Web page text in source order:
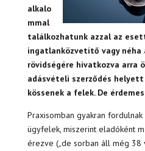
alkalo
mmal
találkozhatunk azzal az
ingatlanközvetítő vagy néha
rövidségére hivatkozva arra
adásvételi szerződés
kössenek a felek. De
Praxisomban gyakran
ügyfelek, miszerint eladóként
érezve („de sorban áll még 38